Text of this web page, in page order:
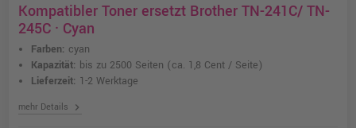
Kompatibler Toner ersetzt Brother TN-241C/ TN-
245C · Cyan
Farben: cyan
Kapazität: bis zu 2500 Seiten (ca. 1,8 Cent / Seite)
Lieferzeit: 1-2 Werktage
mehr Details chevron_right